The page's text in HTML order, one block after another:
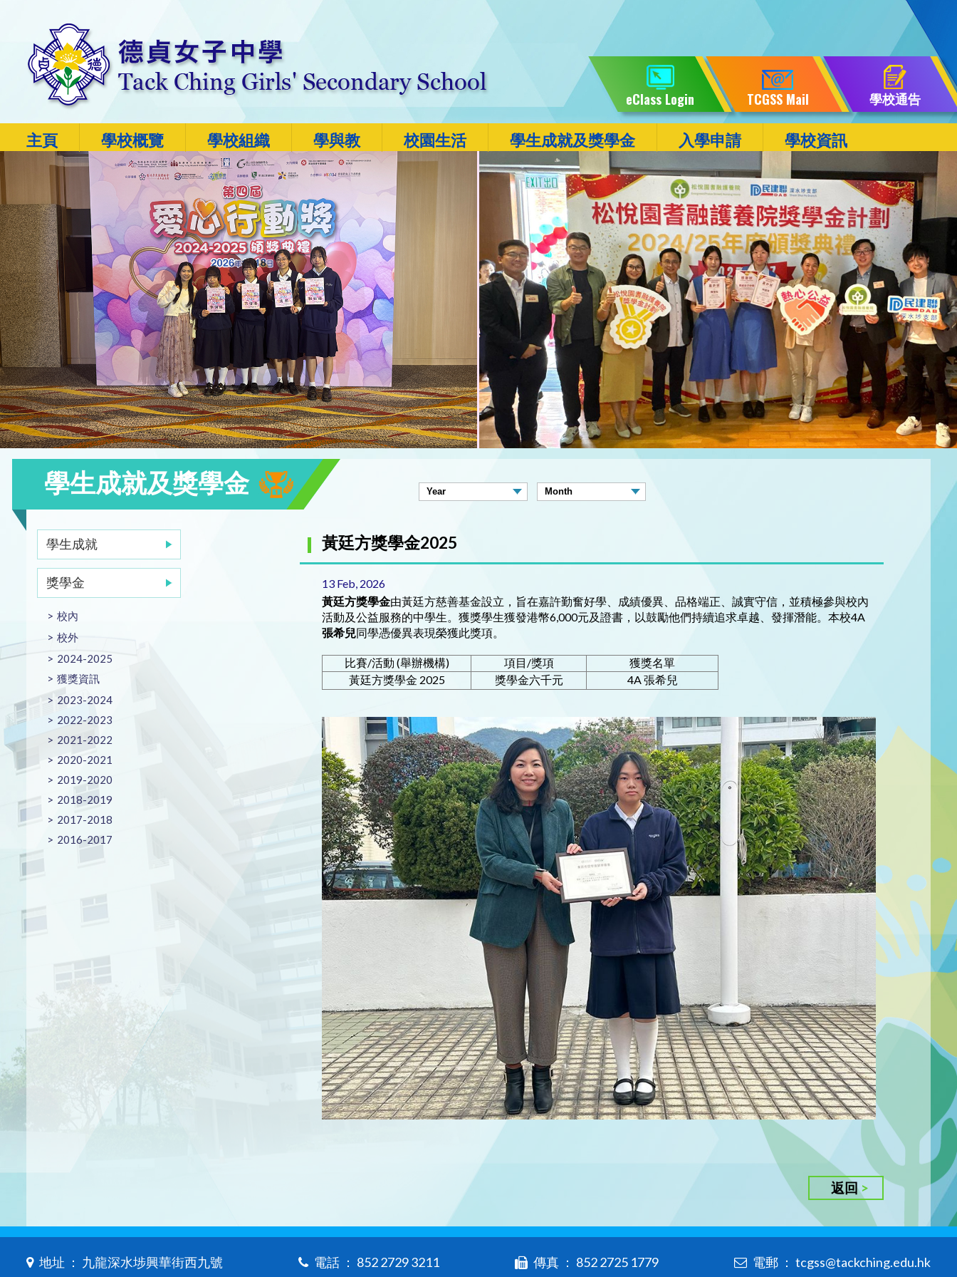
主頁 學校概覽 學校組織 學與教 校園生活 學生成就及獎學金 入學申請 學校資訊
eClass Login TCGSS Mail 學校通告
學生成就及獎學金
學生成就
獎學金
校內
校外
2024-2025
獲獎資訊
2023-2024
2022-2023
2021-2022
2020-2021
2019-2020
2018-2019
2017-2018
2016-2017
黃廷方獎學金2025
13 Feb, 2026
黃廷方獎學金由黃廷方慈善基金設立，旨在嘉許勤奮好學、成績優異、品格端正、誠實守信，並積極參與校內
活動及公益服務的中學生。獲獎學生獲發港幣6,000元及證書，以鼓勵他們持續追求卓越、發揮潛能。本校4A
張希兒同學憑優異表現榮獲此獎項。
比賽/活動 (舉辦機構) 項目/獎項
獲獎名單
黃廷方獎學金 2025
獎學金六千元 4A 張希兒
返回
地址 ： 九龍深水埗興華街西九號 電話 ： 852 2729 3211 傳真 ： 852 2725 1779 電郵 ： tcgss@tackching.edu.hk